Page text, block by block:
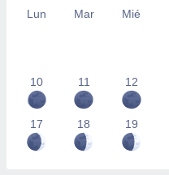
Lun Mar Mié
10 11 12
17 18 19